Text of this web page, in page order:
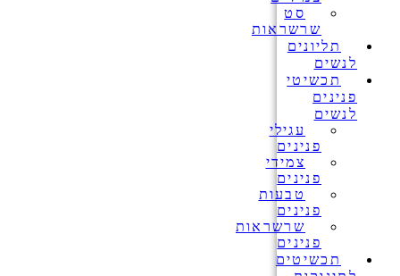
סט
שרשראות
תליונים
לנשים
תכשיטי
פנינים
לנשים
עגילי
פנינים
צמידי
פנינים
טבעות
פנינים
שרשראות
פנינים
תכשיטים